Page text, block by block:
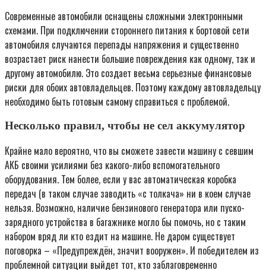
Современные автомобили оснащены сложными электронными
схемами. При подключении стороннего питания к бортовой сети
автомобиля случаются перепады напряжения и существенно
возрастает риск нанести большие повреждения как одному, так и
другому автомобилю. Это создает весьма серьезные финансовые
риски для обоих автовладельцев. Поэтому каждому автовладельцу
необходимо быть готовым самому справиться с проблемой.
Несколько правил, чтобы не сел аккумулятор
Крайне мало вероятно, что вы сможете завести машину с севшим
АКБ своими усилиями без какого-либо вспомогательного
оборудования. Тем более, если у вас автоматическая коробка
передач (в таком случае заводить «с толкача» ни в коем случае
нельзя. Возможно, наличие бензинового генератора или пуско-
зарядного устройства в багажнике могло бы помочь, но с таким
набором вряд ли кто ездит на машине. Не даром существует
поговорка – «Предупреждён, значит вооружен». И победителем из
проблемной ситуации выйдет тот, кто заблаговременно